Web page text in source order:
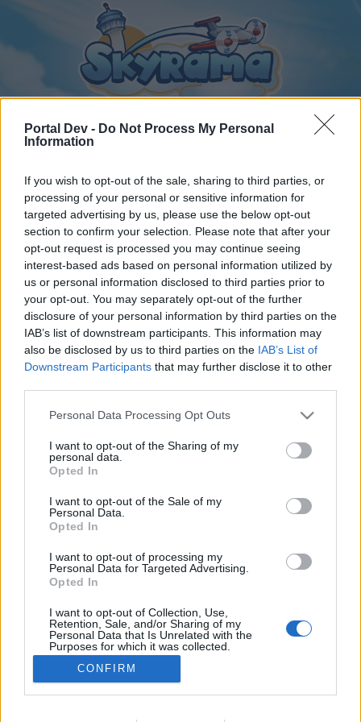
Portal Dev - Do Not Process My Personal
Information
If you wish to opt-out of the sale, sharing to third parties, or
processing of your personal or sensitive information for
targeted advertising by us, please use the below opt-out
section to confirm your selection. Please note that after your
opt-out request is processed you may continue seeing
interest-based ads based on personal information utilized by
us or personal information disclosed to third parties prior to
your opt-out. You may separately opt-out of the further
disclosure of your personal information by third parties on the
IAB’s list of downstream participants. This information may
also be disclosed by us to third parties on the IAB’s List of
Downstream Participants that may further disclose it to other
Personal Data Processing Opt Outs
I want to opt-out of the Sharing of my
personal data.
Opted In
I want to opt-out of the Sale of my
Personal Data.
Opted In
I want to opt-out of processing my
Personal Data for Targeted Advertising.
Opted In
I want to opt-out of Collection, Use,
Retention, Sale, and/or Sharing of my
Personal Data that Is Unrelated with the
Purposes for which it was collected.
Opted Out
CONFIRM
Foren ... Benutzerecke Flughafen von Jürgen-27 in Schweden
Mitglieder, denen der Beitrag #233
gefällt
Liebe(r) Forum-Leser/in,
wenn Du in diesem Forum aktiv an den Gesprächen
teilnehmen oder eigene Themen starten möchtest,
musst Du Dich bitte zunächst im Spiel einloggen.
Falls Du noch keinen Spielaccount besitzt, bitte
registriere Dich neu. Wir freuen uns auf Deinen
nächsten Besuch in unserem Forum!
„Zum Spiel“
19 April 2020
pennello1
Kenner der Foren
19 April 2020
popeye1977
19 April 2020
audi80td
Nachwuchs-Autor, männlich, 54
Beiträge: 42 Zustimmungen:
19 April 2020
_Airport16_
Startseite Foren
Letzte Beiträge
Kalender